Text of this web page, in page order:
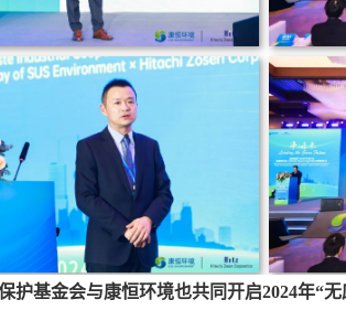
护基金会与康恒环境也共同开启2024年“